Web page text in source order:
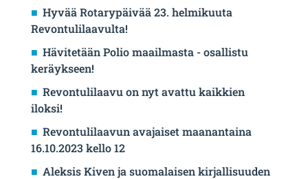
Hyvää Rotarypäivää 23. helmikuuta
Revontulilaavulta!
Hävitetään Polio maailmasta - osallistu
keräykseen!
Revontulilaavu on nyt avattu kaikkien
iloksi!
Revontulilaavun avajaiset maanantaina
16.10.2023 kello 12
Aleksis Kiven ja suomalaisen kirjallisuuden